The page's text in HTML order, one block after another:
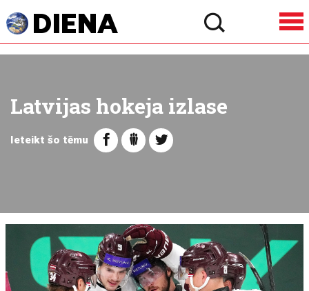
Latvijas hokeja izlase
Ieteikt šo tēmu